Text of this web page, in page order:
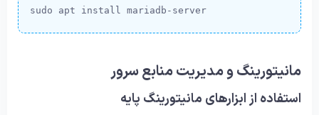
sudo apt install mariadb-server
مانیتورینگ و مدیریت منابع سرور
استفاده از ابزارهای مانیتورینگ پایه